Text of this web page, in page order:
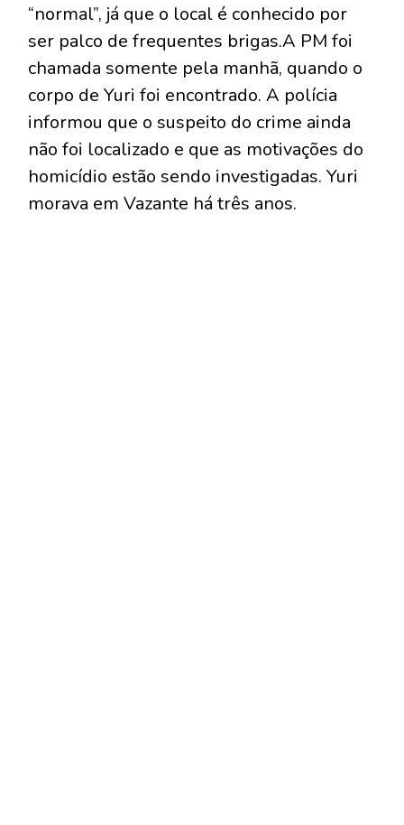
“normal”, já que o local é conhecido por
ser palco de frequentes brigas.A PM foi
chamada somente pela manhã, quando o
corpo de Yuri foi encontrado. A polícia
informou que o suspeito do crime ainda
não foi localizado e que as motivações do
homicídio estão sendo investigadas. Yuri
morava em Vazante há três anos.